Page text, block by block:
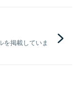
を掲載していま